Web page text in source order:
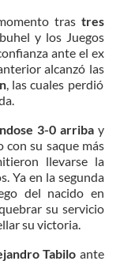
tras tres
y los Juegos
ante el ex
alcanzó las
, las cuales perdió
3-0 arriba y
con su saque más
llevarse la
Ya en la segunda
del nacido en
su servicio
su victoria.
Tabilo ante